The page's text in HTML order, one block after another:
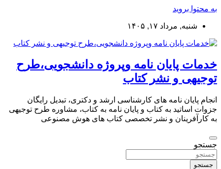
به محتوا بروید
شنبه, مرداد ۱۷, ۱۴۰۵
خدمات پایان نامه وپروژه دانشجویی،طرح
توجیهی و نشر کتاب
انجام پایان نامه های کارشناسی ارشد و دکتری، تبدیل رایگان
جزوات اساتید به کتاب و پایان نامه به کتاب، مشاوره طرح توجیهی
به کارآفرینان و نشر تخصصی کتاب های هوش مصنوعی
جستجو
جستجو